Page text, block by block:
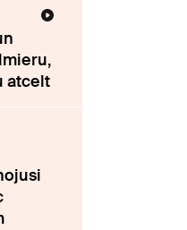
atcelt